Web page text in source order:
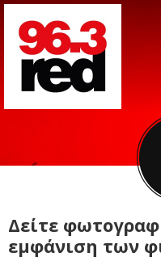
Δείτε
εμφάνιση των